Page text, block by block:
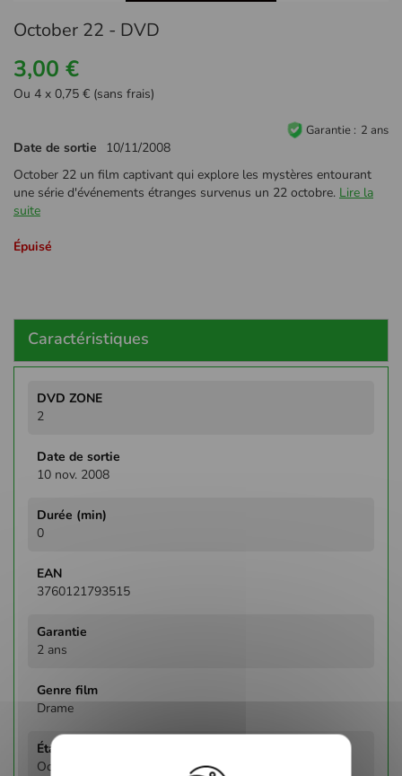
au
de
la
Galerie
October 22 - DVD
3,00 €
Ou 4 x 0,75 € (sans frais)
Garantie 2 ans
Date de sortie
10/11/2008
October 22 un film captivant qui explore les mystères entourant
une série d'événements étranges survenus un 22 octobre. Lire la
suite
Épuisé
Caractéristiques
d'infos
2
10 nov. 2008
0
3760121793515
2 ans
Drame
Occasion - Parfait état